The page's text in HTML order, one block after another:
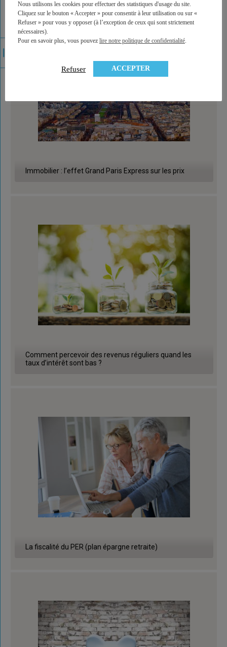
Immobilier : l’effet Grand Paris Express sur les prix
Comment percevoir des revenus réguliers quand les
taux d’intérêt sont bas ?
La fiscalité du PER (plan épargne retraite)
Nous utilisons les cookies pour effectuer des statistiques d'usage du site.
Cliquez sur le bouton « Accepter » pour consentir à leur utilisation ou sur «
Refuser » pour vous y opposer (à l’exception de ceux qui sont strictement
nécessaires).
Pour en savoir plus, vous pouvez lire notre politique de confidentialité.
Refuser ACCEPTER